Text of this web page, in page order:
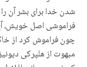
شدن خدا برای بشر آن
فراموشی اصل خویش،
چون فراموش کرد از
مبهوت از هلپرکی